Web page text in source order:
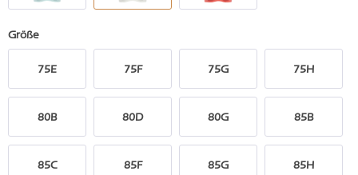
Größe
75E 75F 75G 75H
80B 80D 80G 85B
85C 85F 85G 85H